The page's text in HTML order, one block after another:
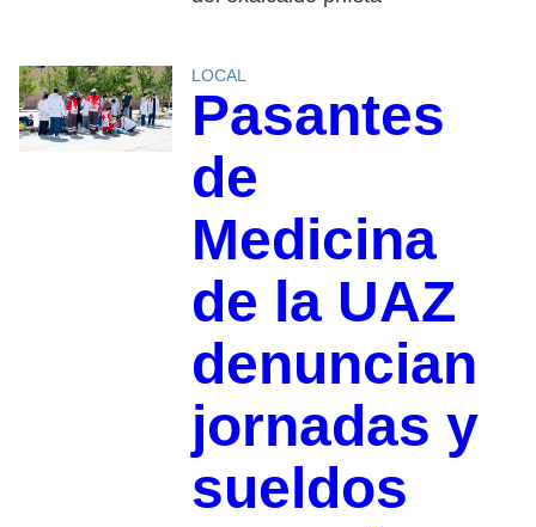
LOCAL
Pasantes
de
Medicina
de la UAZ
denuncian
jornadas y
sueldos